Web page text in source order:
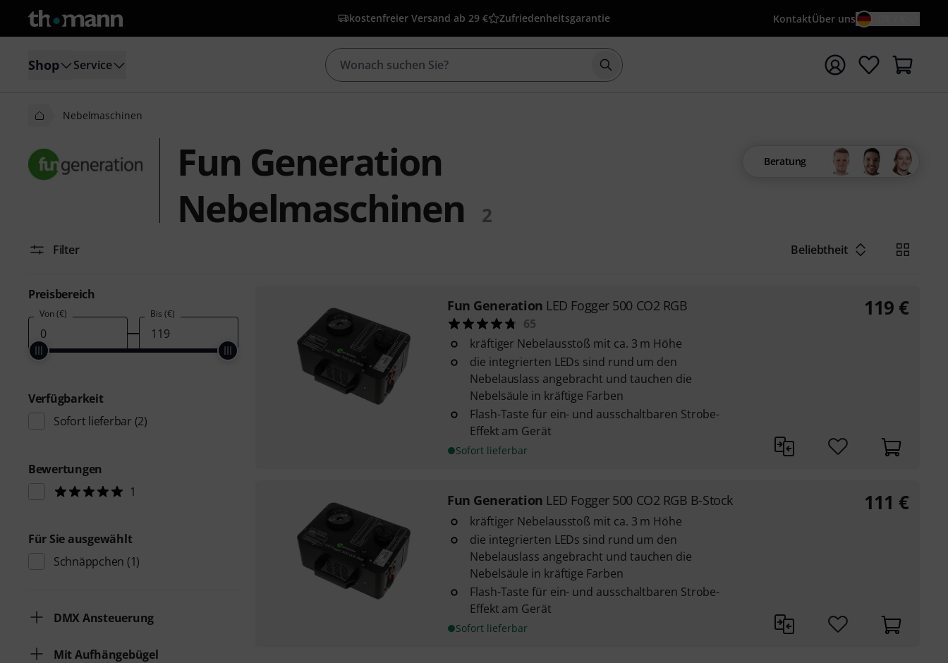
kostenfreier Versand ab 29 € Zufriedenheitsgarantie KontaktÜber uns
Shop Service Suche mit Suchwort {searchTerm} starten
Nebelmaschinen
Fun Generation
Nebelmaschinen
2
Beratung
Filter Beliebtheit
Preisbereich
Von (€) Bis (€)
Verfügbarkeit
Sofort lieferbar (2)
Bewertungen
1
Für Sie ausgewählt
Schnäppchen (1)
DMX Ansteuerung
Mit Aufhängebügel
Fun Generation LED Fogger 500 CO2 RGB
65
kräftiger Nebelausstoß mit ca. 3 m Höhe
die integrierten LEDs sind rund um den
Nebelauslass angebracht und tauchen die
Nebelsäule in kräftige Farben
Flash-Taste für ein- und ausschaltbaren Strobe-
Effekt am Gerät
Sofort lieferbar
119 €
Fun Generation LED Fogger 500 CO2 RGB B-Stock
kräftiger Nebelausstoß mit ca. 3 m Höhe
die integrierten LEDs sind rund um den
Nebelauslass angebracht und tauchen die
Nebelsäule in kräftige Farben
Flash-Taste für ein- und ausschaltbaren Strobe-
Effekt am Gerät
Sofort lieferbar
111 €